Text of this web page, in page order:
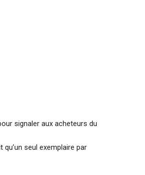
signaler aux acheteurs du
qu’un seul exemplaire par